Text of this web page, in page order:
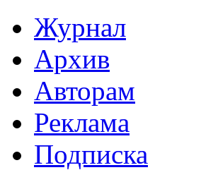
Журнал
Архив
Авторам
Реклама
Подписка